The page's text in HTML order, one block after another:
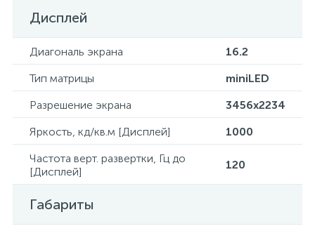
Дисплей
Диагональ экрана
16.2
Тип матрицы
miniLED
Разрешение экрана
3456x2234
Яркость, кд/кв.м [Дисплей]
1000
Частота верт. развертки, Гц до
[Дисплей]
120
Габариты